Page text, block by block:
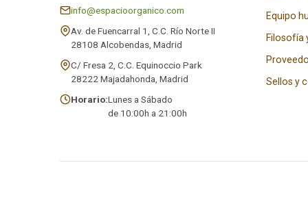
info@espacioorganico.com
Av. de Fuencarral 1, C.C. Río Norte II
28108 Alcobendas, Madrid
C/ Fresa 2, C.C. Equinoccio Park
28222 Majadahonda, Madrid
Horario:Lunes a Sábado
de 10:00h a 21:00h
Equipo
Filosofía
Sellos y